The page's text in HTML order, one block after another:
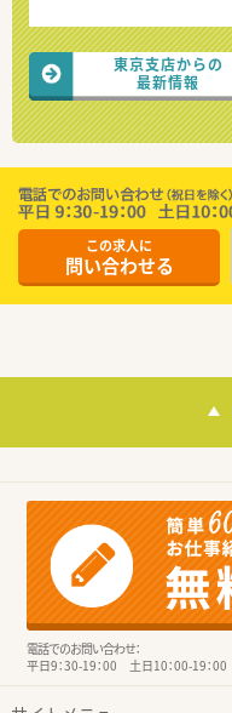
東京支店からの
最新情報
この求人に
問い合わせる
電話でのお問い合わせ：
平日9：30-19：00 土日10：00-19：00